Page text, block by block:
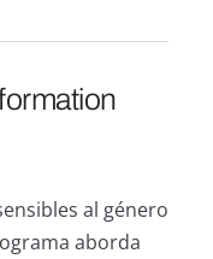
al género
aborda